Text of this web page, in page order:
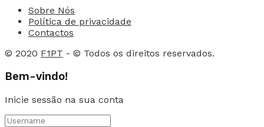
Sobre Nós
Política de privacidade
Contactos
© 2020 F1PT - © Todos os direitos reservados.
Bem-vindo!
Inicie sessão na sua conta